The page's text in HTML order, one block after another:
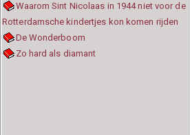
Waarom Sint Nicolaas in 1944 niet voor de
Rotterdamsche kindertjes kon komen rijden
De Wonderboom
Zo hard als diamant